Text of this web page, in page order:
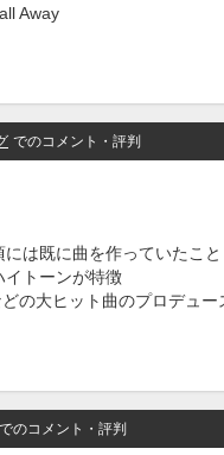
Away
でのコメント・評判
は既に曲を作っていたこと
イトーンが特徴
の大ヒット曲のプロデュ
でのコメント・評判